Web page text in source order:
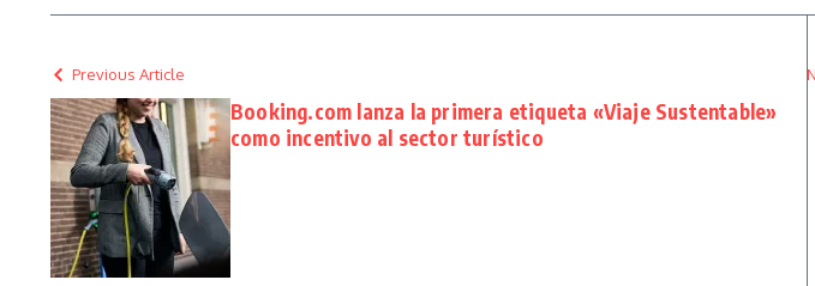
Previous Article
Booking.com lanza la primera etiqueta «Viaje Sustentable»
como incentivo al sector turístico